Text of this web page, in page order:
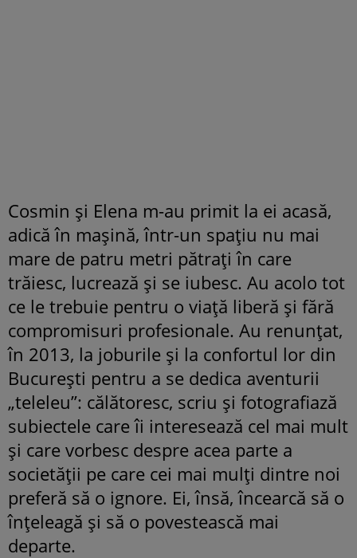
Cosmin și Elena m-au primit la ei acasă,
adică în mașină, într-un spațiu nu mai
mare de patru metri pătrați în care
trăiesc, lucrează și se iubesc. Au acolo tot
ce le trebuie pentru o viață liberă și fără
compromisuri profesionale. Au renunțat,
în 2013, la joburile și la confortul lor din
București pentru a se dedica aventurii
„teleleu”: călătoresc, scriu și fotografiază
subiectele care îi interesează cel mai mult
și care vorbesc despre acea parte a
societății pe care cei mai mulți dintre noi
preferă să o ignore. Ei, însă, încearcă să o
înțeleagă și să o povestească mai
departe.